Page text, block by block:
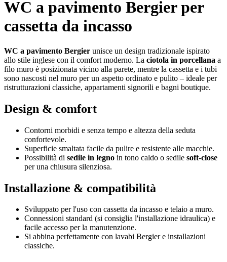
WC a pavimento Bergier per
cassetta da incasso
WC a pavimento Bergier unisce un design tradizionale ispirato
allo stile inglese con il comfort moderno. La ciotola in porcellana a
filo muro è posizionata vicino alla parete, mentre la cassetta e i tubi
sono nascosti nel muro per un aspetto ordinato e pulito – ideale per
ristrutturazioni classiche, appartamenti signorili e bagni boutique.
Design & comfort
Contorni morbidi e senza tempo e altezza della seduta
confortevole.
Superficie smaltata facile da pulire e resistente alle macchie.
Possibilità di sedile in legno in tono caldo o sedile soft-close
per una chiusura silenziosa.
Installazione & compatibilità
Sviluppato per l'uso con cassetta da incasso e telaio a muro.
Connessioni standard (si consiglia l'installazione idraulica) e
facile accesso per la manutenzione.
Si abbina perfettamente con lavabi Bergier e installazioni
classiche.